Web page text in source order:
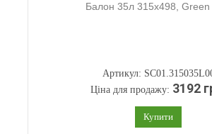
Балон 35л 315х498, Green
Артикул:
Ціна для продажу: 3192
Купити